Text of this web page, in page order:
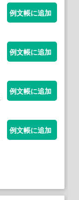
例文帳に追加
例文帳に追加
例文帳に追加
例文帳に追加